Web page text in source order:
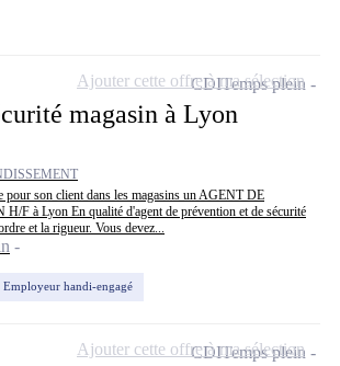
magasin à Lyon
pour son client dans les magasins un AGENT DE
F à Lyon En qualité d'agent de prévention et de sécurité
et la rigueur. Vous devez...
Employeur handi-engagé
CDITemps plein
Ajouter cette offre à ma sélection
CDITemps plein
Ajouter cette offre à ma sélection